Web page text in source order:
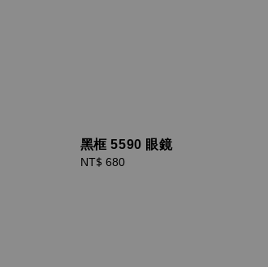
黑框 5590 眼鏡
Regular
NT$ 680